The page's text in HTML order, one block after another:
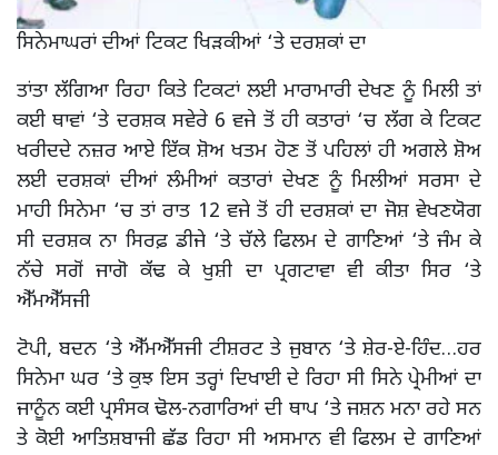
ਸਿਨੇਮਾਘਰਾਂ ਦੀਆਂ ਟਿਕਟ ਖਿੜਕੀਆਂ ‘ਤੇ ਦਰਸ਼ਕਾਂ ਦਾ
ਤਾਂਤਾ ਲੱਗਿਆ ਰਿਹਾ ਕਿਤੇ ਟਿਕਟਾਂ ਲਈ ਮਾਰਾਮਾਰੀ ਦੇਖਣ ਨੂੰ ਮਿਲੀ ਤਾਂ
ਕਈ ਥਾਵਾਂ ‘ਤੇ ਦਰਸ਼ਕ ਸਵੇਰੇ 6 ਵਜੇ ਤੋਂ ਹੀ ਕਤਾਰਾਂ ‘ਚ ਲੱਗ ਕੇ ਟਿਕਟ
ਖਰੀਦਦੇ ਨਜ਼ਰ ਆਏ ਇੱਕ ਸ਼ੋਅ ਖਤਮ ਹੋਣ ਤੋਂ ਪਹਿਲਾਂ ਹੀ ਅਗਲੇ ਸ਼ੋਅ
ਲਈ ਦਰਸ਼ਕਾਂ ਦੀਆਂ ਲੰਮੀਆਂ ਕਤਾਰਾਂ ਦੇਖਣ ਨੂੰ ਮਿਲੀਆਂ ਸਰਸਾ ਦੇ
ਮਾਹੀ ਸਿਨੇਮਾ ‘ਚ ਤਾਂ ਰਾਤ 12 ਵਜੇ ਤੋਂ ਹੀ ਦਰਸ਼ਕਾਂ ਦਾ ਜੋਸ਼ ਵੇਖਣਯੋਗ
ਸੀ ਦਰਸ਼ਕ ਨਾ ਸਿਰਫ਼ ਡੀਜੇ ‘ਤੇ ਚੱਲੇ ਫਿਲਮ ਦੇ ਗਾਣਿਆਂ ‘ਤੇ ਜੰਮ ਕੇ
ਨੱਚੇ ਸਗੋਂ ਜਾਗੋ ਕੱਢ ਕੇ ਖੁਸ਼ੀ ਦਾ ਪ੍ਰਗਟਾਵਾ ਵੀ ਕੀਤਾ ਸਿਰ ‘ਤੇ
ਐੱਮਐੱਸਜੀ
ਟੋਪੀ, ਬਦਨ ‘ਤੇ ਐੱਮਐੱਸਜੀ ਟੀਸ਼ਰਟ ਤੇ ਜੁਬਾਨ ‘ਤੇ ਸ਼ੇਰ-ਏ-ਹਿੰਦ…ਹਰ
ਸਿਨੇਮਾ ਘਰ ‘ਤੇ ਕੁਝ ਇਸ ਤਰ੍ਹਾਂ ਦਿਖਾਈ ਦੇ ਰਿਹਾ ਸੀ ਸਿਨੇ ਪ੍ਰੇਮੀਆਂ ਦਾ
ਜਾਨੂੰਨ ਕਈ ਪ੍ਰਸੰਸਕ ਢੋਲ-ਨਗਾਰਿਆਂ ਦੀ ਥਾਪ ‘ਤੇ ਜਸ਼ਨ ਮਨਾ ਰਹੇ ਸਨ
ਤੇ ਕੋਈ ਆਤਿਸ਼ਬਾਜੀ ਛੱਡ ਰਿਹਾ ਸੀ ਅਸਮਾਨ ਵੀ ਫਿਲਮ ਦੇ ਗਾਣਿਆਂ